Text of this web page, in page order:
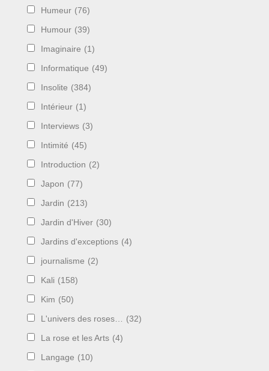
Humeur (76)
Humour (39)
Imaginaire (1)
Informatique (49)
Insolite (384)
Intérieur (1)
Interviews (3)
Intimité (45)
Introduction (2)
Japon (77)
Jardin (213)
Jardin d'Hiver (30)
Jardins d'exceptions (4)
journalisme (2)
Kali (158)
Kim (50)
L'univers des roses… (32)
La rose et les Arts (4)
Langage (10)